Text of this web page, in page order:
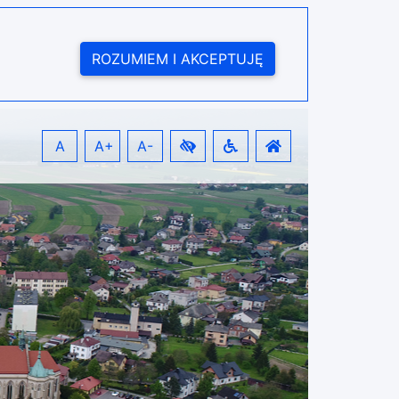
ROZUMIEM I AKCEPTUJĘ
A A+ A-